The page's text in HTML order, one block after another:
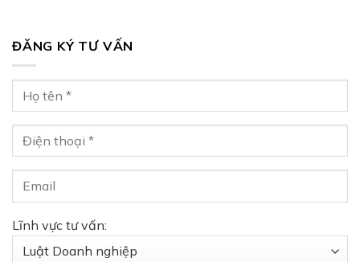
ĐĂNG KÝ TƯ VẤN
Lĩnh vực tư vấn: